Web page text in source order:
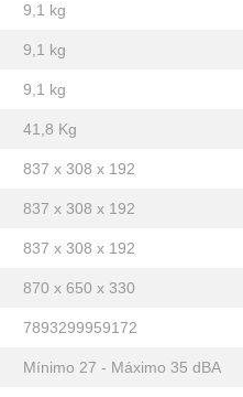
9,1 kg
9,1 kg
9,1 kg
41,8 Kg
837 x 308 x 192
837 x 308 x 192
837 x 308 x 192
870 x 650 x 330
7893299959172
Mínimo 27 - Máximo 35 dBA